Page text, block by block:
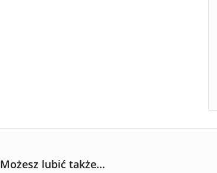
Możesz lubić także…